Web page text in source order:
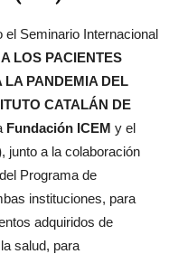
el Seminario Internacional
LOS PACIENTES
LA PANDEMIA DEL
CATALÁN DE
Fundación ICEM y el
, junto a la colaboración
Programa de
instituciones, para
adquiridos de
salud, para